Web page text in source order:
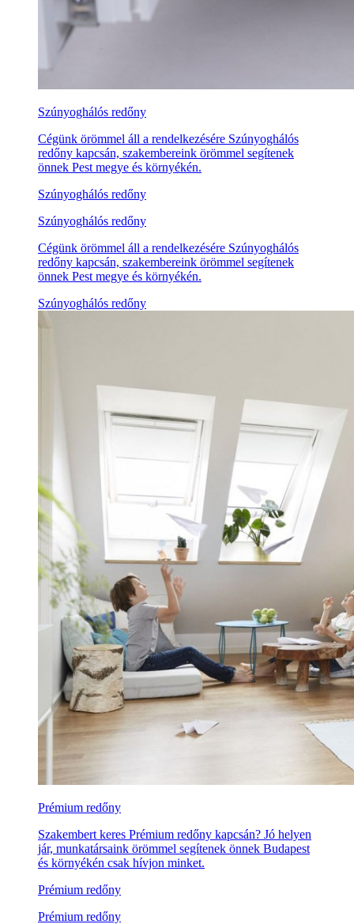
Szúnyoghálós redőny
Cégünk örömmel áll a rendelkezésére Szúnyoghálós
redőny kapcsán, szakembereink örömmel segítenek
önnek Pest megye és környékén.
Szúnyoghálós redőny
Szúnyoghálós redőny
Cégünk örömmel áll a rendelkezésére Szúnyoghálós
redőny kapcsán, szakembereink örömmel segítenek
önnek Pest megye és környékén.
Szúnyoghálós redőny
Prémium redőny
Szakembert keres Prémium redőny kapcsán? Jó helyen
jár, munkatársaink örömmel segítenek önnek Budapest
és környékén csak hívjon minket.
Prémium redőny
Prémium redőny